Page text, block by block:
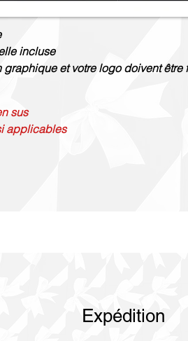
incluse
graphique et votre logo doivent
sus
applicables
Expédition